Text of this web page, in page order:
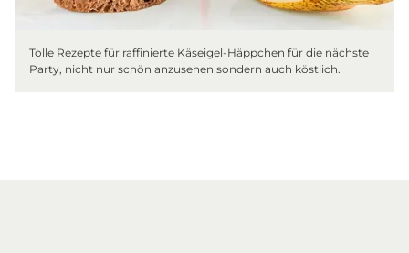
Tolle Rezepte für raffinierte Käseigel-Häppchen für die nächste
Party, nicht nur schön anzusehen sondern auch köstlich.